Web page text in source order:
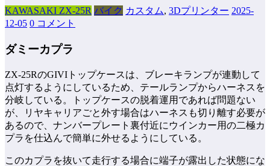
KAWASAKI ZX-25R バイク カスタム, 3Dプリンター 2025-
12-05 0 コメント
ダミーカプラ
ZX-25RのGIVIトップケースは、ブレーキランプが連動して
点灯するようにしているため、テールランプからハーネスを
分岐している。トップケースの脱着運用であれば問題ない
が、リヤキャリアごと外す場合はハーネスも切り離す必要が
あるので、ナンバープレート裏付近にウインカー用の二極カ
プラを仕込んで簡単に外せるようにしている。
このカプラを抜いて走行する場合に端子が露出した状態にな